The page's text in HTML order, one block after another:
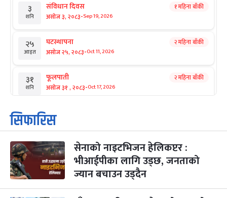
३
शनि
संविधान दिवस
असोज ३, २०८३-Sep 19, 2026
१ महिना बाँकी
२५
आइत
घटस्थापना
असोज २५, २०८३-Oct 11, 2026
२ महिना बाँकी
३१
शनि
फूलपाती
असोज ३१ , २०८३-Oct 17, 2026
२ महिना बाँकी
१
आइत
कार्तिक सङ्क्रान्ति
कार्तिक १, २०८३
३
मंगल
महानवमी
कार्तिक ३, २०८३-Oct 20, 2026
२ महिना बाँकी
४
कार्तिक ४, २०८३
सिफारिस
सेनाको नाइटभिजन हेलिकप्टर :
भीआईपीका लागि उड्छ, जनताको
ज्यान बचाउन उड्दैन